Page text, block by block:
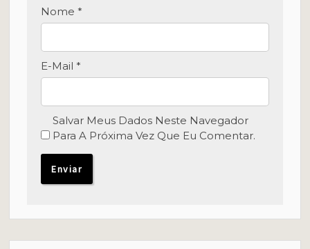
Nome *
E-Mail *
Salvar Meus Dados Neste Navegador
Para A Próxima Vez Que Eu Comentar.